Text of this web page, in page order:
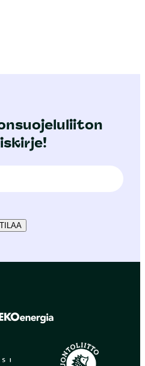
TILAA